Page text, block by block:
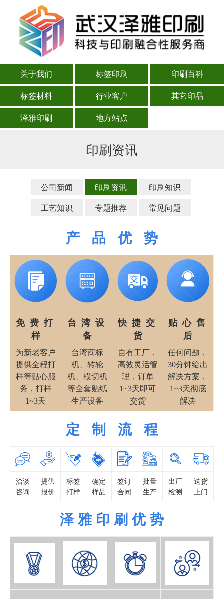
关于我们 标签印刷
印刷百科
标签材料
行业客户
其它印品
泽雅印刷
地方站点
印刷资讯
公司新闻 印刷资讯
印刷知识
工艺知识
专题推荐 常见问题
产 品 优 势
免 费 打
样
为新老客户
提供全程打
样等贴心服
务，打样
1~3天
台 湾 设
备
台湾商标
机、转轮
机、模切机
等全套贴纸
生产设备
快 捷 交
货
自有工厂，
高效灵活管
理，订单
1~3天即可
交货
贴 心 售
后
任何问题，
30分钟给出
解决方案，
1~3天彻底
解决
定 制 流 程
洽谈
咨询
提供
报价
标签
打样
确定
样品
签订
合同
批量
生产
出厂
检测
送货
上门
泽 雅 印 刷 优 势